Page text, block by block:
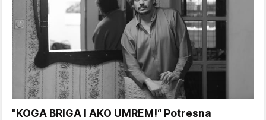
"KOGA BRIGA I AKO UMREM!“ Potresna